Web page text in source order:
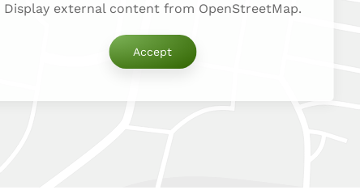
Display external content from OpenStreetMap.
Accept